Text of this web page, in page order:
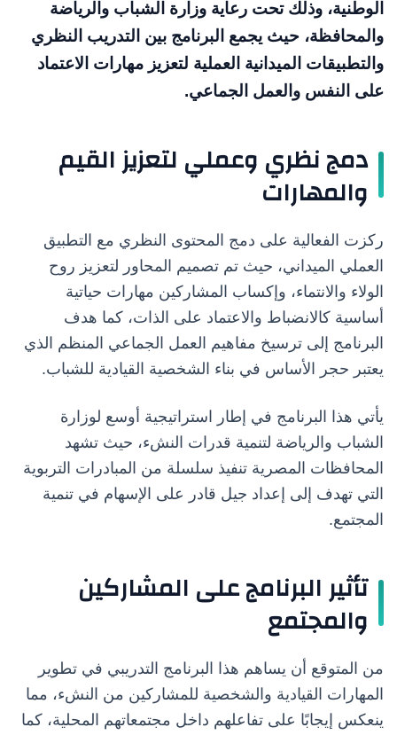
الوطنية، وذلك تحت رعاية وزارة الشباب والرياضة
والمحافظة، حيث يجمع البرنامج بين التدريب النظري
والتطبيقات الميدانية العملية لتعزيز مهارات الاعتماد
على النفس والعمل الجماعي.
دمج نظري وعملي لتعزيز القيم
والمهارات
ركزت الفعالية على دمج المحتوى النظري مع التطبيق
العملي الميداني، حيث تم تصميم المحاور لتعزيز روح
الولاء والانتماء، وإكساب المشاركين مهارات حياتية
أساسية كالانضباط والاعتماد على الذات، كما هدف
البرنامج إلى ترسيخ مفاهيم العمل الجماعي المنظم الذي
يعتبر حجر الأساس في بناء الشخصية القيادية للشباب.
يأتي هذا البرنامج في إطار استراتيجية أوسع لوزارة
الشباب والرياضة لتنمية قدرات النشء، حيث تشهد
المحافظات المصرية تنفيذ سلسلة من المبادرات التربوية
التي تهدف إلى إعداد جيل قادر على الإسهام في تنمية
المجتمع.
تأثير البرنامج على المشاركين
والمجتمع
من المتوقع أن يساهم هذا البرنامج التدريبي في تطوير
المهارات القيادية والشخصية للمشاركين من النشء، مما
ينعكس إيجابًا على تفاعلهم داخل مجتمعاتهم المحلية، كما